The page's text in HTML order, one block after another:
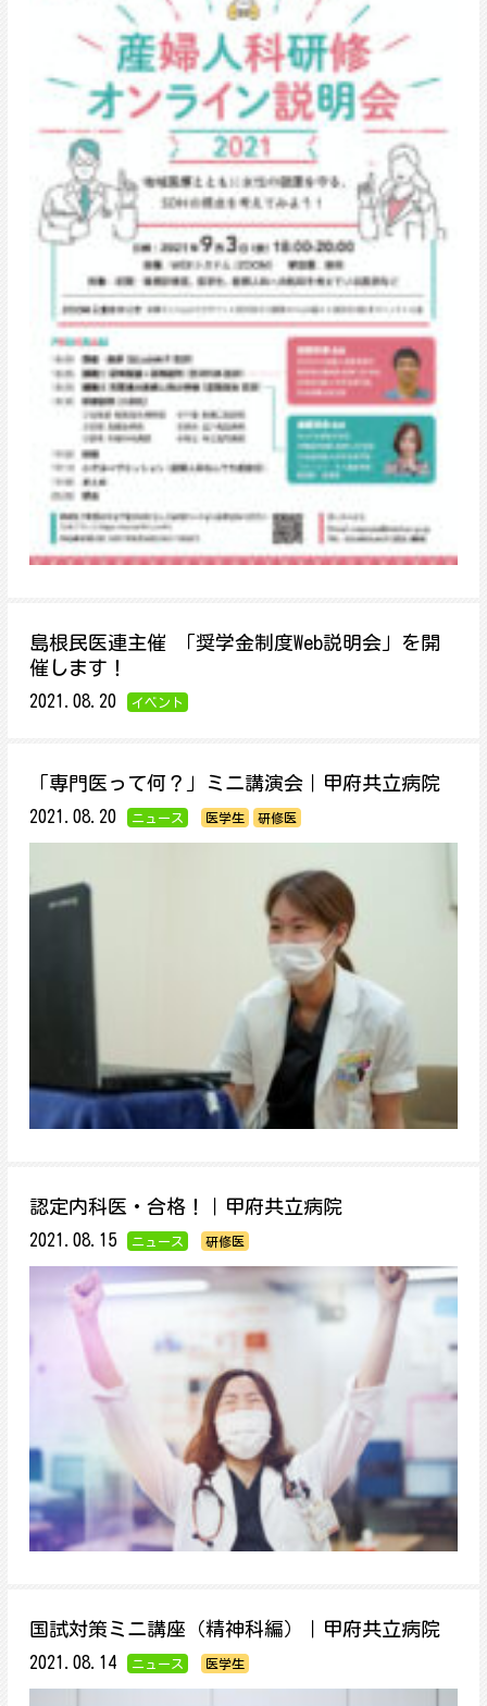
島根民医連主催 「奨学金制度Web説明会」を開
催します！
2021.08.20 イベント
「専門医って何？」ミニ講演会｜甲府共立病院
2021.08.20 ニュース 医学生 研修医
認定内科医・合格！｜甲府共立病院
2021.08.15 ニュース 研修医
国試対策ミニ講座（精神科編）｜甲府共立病院
2021.08.14 ニュース 医学生